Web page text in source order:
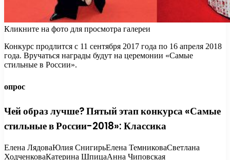
Кликните на фото для просмотра галереи
Конкурс продлится с 11 сентября 2017 года по 16 апреля 2018
года. Вручаться награды будут на церемонии «Самые
стильные в России».
опрос
Чей образ лучше? Пятый этап конкурса «Самые
стильные в России-2018»: Классика
Елена ЛядоваЮлия СнигирьЕлена ТемниковаСветлана
ХодченковаКатерина ШпицаАнна Чиповская